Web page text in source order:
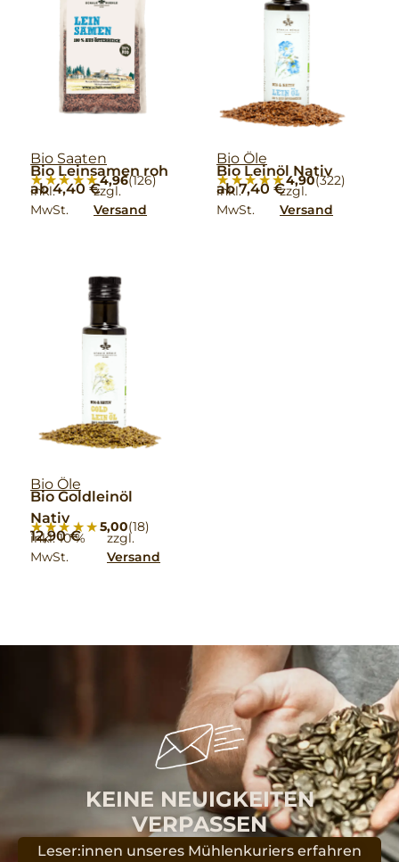
Bio Saaten
Bio Leinsamen roh
★★★★★
★★★★★4,96(126)
ab4,40€
inkl.
MwSt.
zzgl.
Versand
Bio Öle
Bio Leinöl Nativ
★★★★★
★★★★★4,90(322)
ab7,40 €
inkl.
MwSt.
zzgl.
Versand
Bio Öle
Bio Goldleinöl
Nativ
★★★★★
★★★★★5,00(18)
12,90€
inkl. 10 %
MwSt.
zzgl.
Versand
KEINE NEUIGKEITEN
VERPASSEN
Leser:innen unseres Mühlenkuriers erfahren